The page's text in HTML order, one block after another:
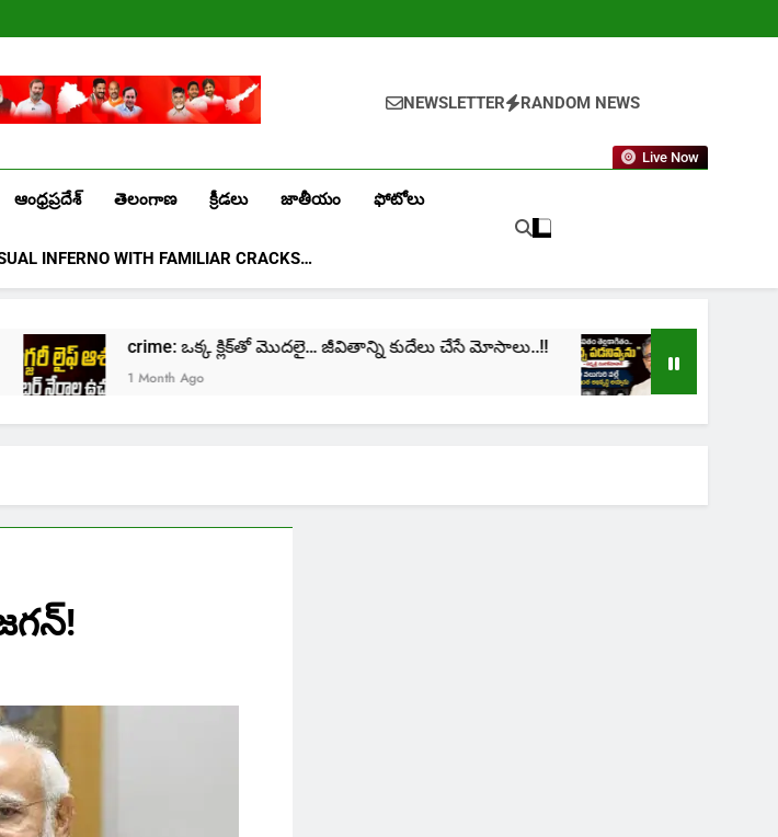
2025
NEWSLETTER RANDOM NEWS
Live Now
ఆంధ్రప్రదేశ్ తెలంగాణ క్రీడలు జాతీయం ఫోటోలు
INFERNO WITH FAMILIAR CRACKS…
క్లిక్‌తో మొదలై… జీవితాన్ని కుదేలు చేసే మోసాలు..!! cinima: “నా జీవితం తెల్లకాగితం.. మచ్చ